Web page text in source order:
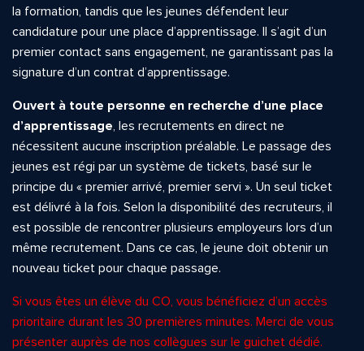
la formation, tandis que les jeunes défendent leur
candidature pour une place d’apprentissage. Il s’agit d’un
premier contact sans engagement, ne garantissant pas la
signature d’un contrat d’apprentissage.
Ouvert à toute personne en recherche d’une place
d’apprentissage, les recrutements en direct ne
nécessitent aucune inscription préalable. Le passage des
jeunes est régi par un système de tickets, basé sur le
principe du « premier arrivé, premier servi ». Un seul ticket
est délivré à la fois. Selon la disponibilité des recruteurs, il
est possible de rencontrer plusieurs employeurs lors d’un
même recrutement. Dans ce cas, le jeune doit obtenir un
nouveau ticket pour chaque passage.
Si vous êtes un élève du CO, vous bénéficiez d’un accès
prioritaire durant les 30 premières minutes. Merci de vous
présenter auprès de nos collègues sur le guichet dédié.